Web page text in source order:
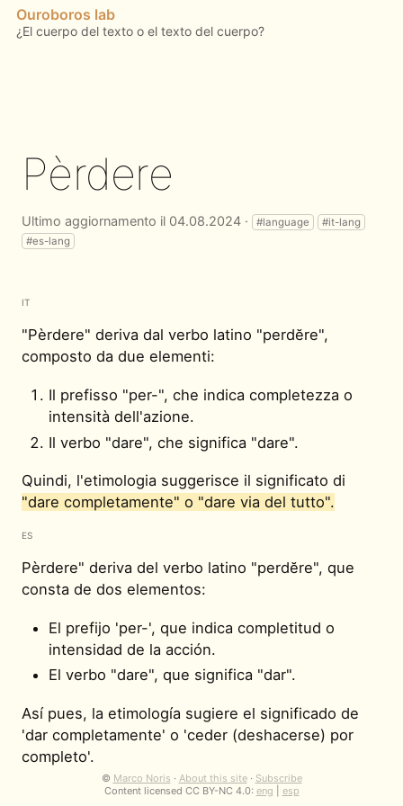
Ouroboros lab
Pèrdere
Ultimo aggiornamento il 04.08.2024 · #language
#it-lang
#es-lang
IT
"Pèrdere" deriva dal verbo latino "perdĕre",
composto da due elementi:
Il prefisso "per-", che indica completezza o
intensità dell'azione.
Il verbo "dare", che significa "dare".
Quindi, l'etimologia suggerisce il significato di
"dare completamente" o "dare via del tutto".
ES
Pèrdere" deriva del verbo latino "perdĕre", que
consta de dos elementos:
El prefijo 'per-', que indica completitud o
intensidad de la acción.
El verbo "dare", que significa "dar".
Así pues, la etimología sugiere el significado de
'dar completamente' o 'ceder (deshacerse) por
completo'.
© Marco Noris · About this site· Subscribe
Content licensed CC BY-NC 4.0: eng esp